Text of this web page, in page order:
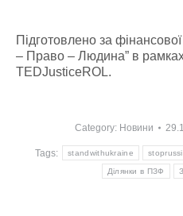
Підготовлено за
– Право – Людина” в рамках
TEDJusticeROL.
Category: Новини
Tags: standwithukraine
Ділянки в ПЗФ